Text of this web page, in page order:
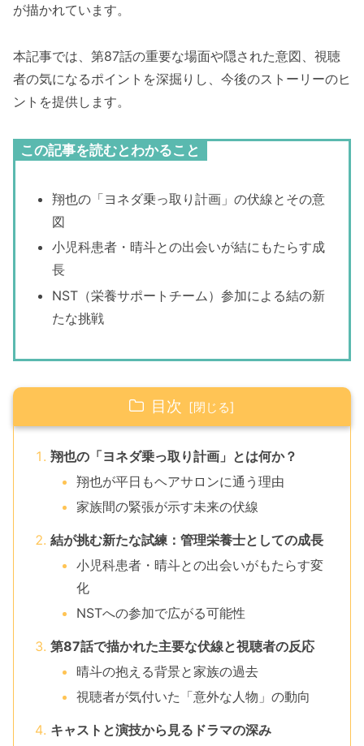
が描かれています。
本記事では、第87話の重要な場面や隠された意図、視聴
者の気になるポイントを深掘りし、今後のストーリーのヒ
ントを提供します。
この記事を読むとわかること
翔也の「ヨネダ乗っ取り計画」の伏線とその意
図
小児科患者・晴斗との出会いが結にもたらす成
長
NST（栄養サポートチーム）参加による結の新
たな挑戦
目次
翔也の「ヨネダ乗っ取り計画」とは何か？
翔也が平日もヘアサロンに通う理由
家族間の緊張が示す未来の伏線
結が挑む新たな試練：管理栄養士としての成長
小児科患者・晴斗との出会いがもたらす変
化
NSTへの参加で広がる可能性
第87話で描かれた主要な伏線と視聴者の反応
晴斗の抱える背景と家族の過去
視聴者が気付いた「意外な人物」の動向
キャストと演技から見るドラマの深み